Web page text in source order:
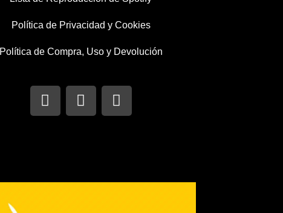
Política de Privacidad y Cookies
Política de Compra, Uso y Devolución
I
n
s
r
T
w
i
r
F
a
c
o